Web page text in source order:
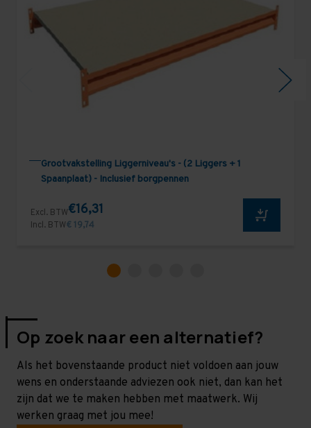
Grootvakstelling Liggerniveau's - (2 Liggers + 1
Spaanplaat) - Inclusief borgpennen
Excl. BTW€16,31
Incl. BTW€ 19,74
Op zoek naar een alternatief?
Als het bovenstaande product niet voldoen aan jouw
wens en onderstaande adviezen ook niet, dan kan het
zijn dat we te maken hebben met maatwerk. Wij
werken graag met jou mee!